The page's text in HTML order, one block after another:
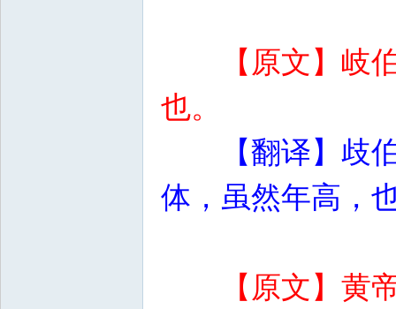
【原文】岐
也。
【翻译】歧
体，虽然年高，
【原文】黄